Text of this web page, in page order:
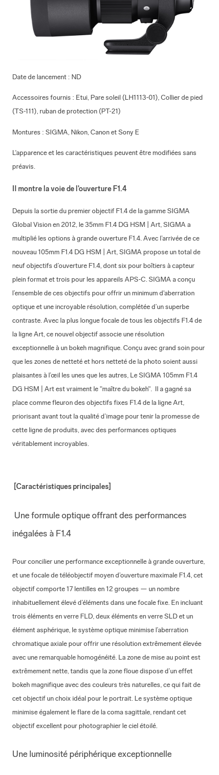
Date de lancement : ND
Accessoires fournis : Etui, Pare soleil (LH1113-01), Collier de pied
(TS-111), ruban de protection (PT-21)
Montures : SIGMA, Nikon, Canon et Sony E
L'apparence et les caractéristiques peuvent être modifiées sans
préavis.
Il montre la voie de l'ouverture F1.4
Depuis la sortie du premier objectif F1.4 de la gamme SIGMA
Global Vision en 2012, le 35mm F1.4 DG HSM | Art, SIGMA a
multiplié les options à grande ouverture F1.4. Avec l’arrivée de ce
nouveau 105mm F1.4 DG HSM | Art, SIGMA propose un total de
neuf objectifs d’ouverture F1.4, dont six pour boîtiers à capteur
plein format et trois pour les appareils APS-C. SIGMA a conçu
l’ensemble de ces objectifs pour offrir un minimum d'aberration
optique et une incroyable résolution, complétée d’un superbe
contraste. Avec la plus longue focale de tous les objectifs F1.4 de
la ligne Art, ce nouvel objectif associe une résolution
exceptionnelle à un bokeh magnifique. Conçu avec grand soin pour
que les zones de netteté et hors netteté de la photo soient aussi
plaisantes à l’œil les unes que les autres, Le SIGMA 105mm F1.4
DG HSM | Art est vraiment le "maître du bokeh". Il a gagné sa
place comme fleuron des objectifs fixes F1.4 de la ligne Art,
priorisant avant tout la qualité d’image pour tenir la promesse de
cette ligne de produits, avec des performances optiques
véritablement incroyables.
[Caractéristiques principales]
Une formule optique offrant des performances
inégalées à F1.4
Pour concilier une performance exceptionnelle à grande ouverture,
et une focale de téléobjectif moyen d’ouverture maximale F1.4, cet
objectif comporte 17 lentilles en 12 groupes — un nombre
inhabituellement élevé d’éléments dans une focale fixe. En incluant
trois éléments en verre FLD, deux éléments en verre SLD et un
élément asphérique, le système optique minimise l’aberration
chromatique axiale pour offrir une résolution extrêmement élevée
avec une remarquable homogénéité. La zone de mise au point est
extrêmement nette, tandis que la zone floue dispose d’un effet
bokeh magnifique avec des couleurs très naturelles, ce qui fait de
cet objectif un choix idéal pour le portrait. Le système optique
minimise également le flare de la coma sagittale, rendant cet
objectif excellent pour photographier le ciel étoilé.
Une luminosité périphérique exceptionnelle